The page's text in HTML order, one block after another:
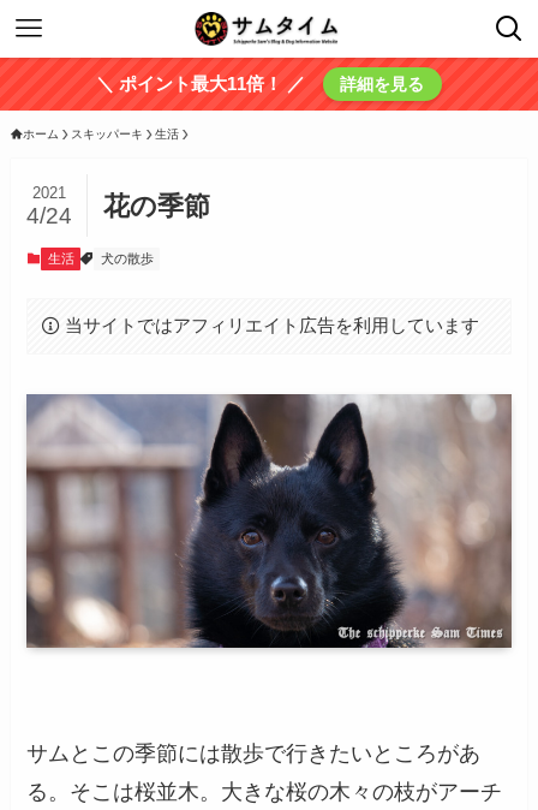
＼ ポイント最大11倍！ ／ 詳細を見る
ホーム スキッパーキ 生活
花の季節
2021
4/24
生活 犬の散歩
当サイトではアフィリエイト広告を利用しています
サムとこの季節には散歩で行きたいところがあ
る。そこは桜並木。大きな桜の木々の枝がアーチ